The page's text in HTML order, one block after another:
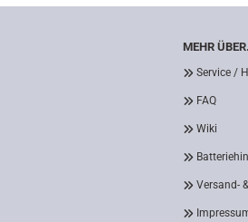
MEHR
Service /
FAQ
Wiki
Versand-